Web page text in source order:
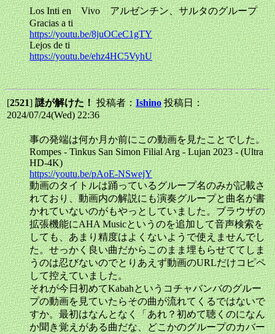
Los Inti en Vivo アルゼンチン、サルタのグループ
Gracias a ti
https://youtu.be/8juOCeC1gTY
Lejos de ti
https://youtu.be/ehz4HC5VyhU
[2521]謎が解けた！投稿者：Ishino 投稿日：
2024/07/24(Wed) 22:36
事の発端は何か月か前にこの動画を見たことでした。
Rompes - Tinkus San Simon Filial Arg - Lujan 2023 - (Ultra
HD-4K)
https://youtu.be/pAoE-NSwejY
動画のタイトルは踊っているグループ名のみが記載さ
れており、動画内の解説にも演奏グループと曲名が書
かれていないのがもやっとしていました。ブラウザの
拡張機能にAHA Musicというのを追加して音声検索を
しても、あまり精度はよくないようで使えませんでし
た。せっかく良い曲だからこのまま埋もらせててしま
うのは忍びないのでとりあえず動画のURLだけコピペ
して控えていました。
それが今日初めてKabahというコチャバンバのグルー
プの動画を見ていたらその曲が流れてくるではないで
すか。最初はなんとなく「あれ？初めて聴くのになん
か聞き覚えがある曲だな、どこかのグループのカバー